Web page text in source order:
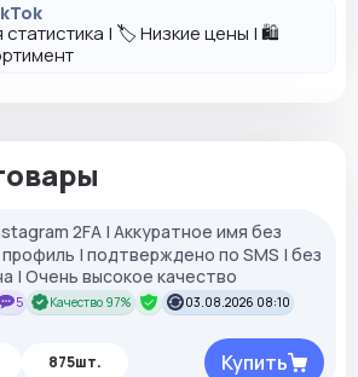
статистика | 🏷️ Низкие цены | 🛍️
2FA | Аккуратное имя без
| подтверждено по SMS | без
| Очень высокое качество
5 Качество 97%
03.08.2026 08:10
875шт. Купить